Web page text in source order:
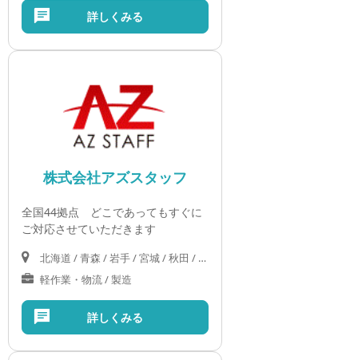
詳しくみる
株式会社アズスタッフ
全国44拠点 どこであってもすぐに
ご対応させていただきます
北海道 / 青森 / 岩手 / 宮城 / 秋田 / 山形 / 福島 / 茨城 / 栃木 / 群馬 / 埼玉 / 千葉 / 東京 / 神奈川 / 新潟 / 富山 / 石川 / 福井 / 山梨 / 長野 / 岐阜 / 静岡 / 愛知 / 三重 / 滋賀 / 京都 / 大阪 / 兵庫 / 奈良 / 和歌山 / 鳥取 / 島根 / 岡山 / 広島 / 山口 / 徳島 / 愛媛 / 香川 / 高知 / 福岡 / 佐賀 / 長崎 / 熊本 / 大分 / 宮崎 / 鹿児島 / 沖縄
軽作業・物流 / 製造
詳しくみる